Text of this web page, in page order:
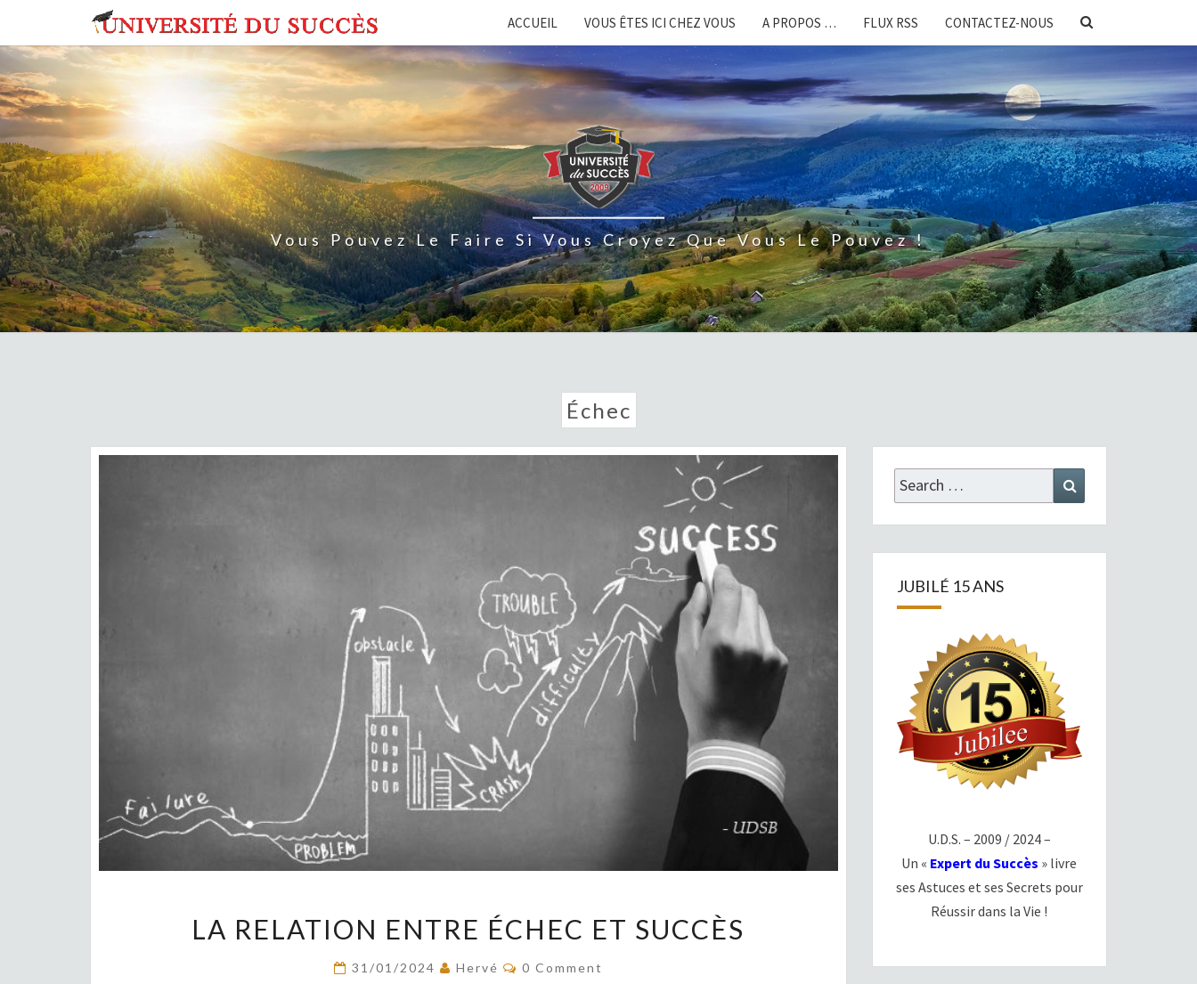
content
ACCUEIL VOUS ÊTES ICI CHEZ VOUS A PROPOS … FLUX RSS CONTACTEZ-NOUS
SEARCH
Vous Pouvez Le Faire Si Vous Croyez Que Vous Le Pouvez !
Échec
RELATION
ENTRE
LA RELATION ENTRE ÉCHEC ET SUCCÈS
31/01/2024 Hervé COMMENTS
0 Comment
Search
for:
JUBILÉ 15 ANS
U.D.S. – 2009 / 2024 –
Un « Expert du Succès » livre
ses Astuces et ses Secrets pour
Réussir dans la Vie !